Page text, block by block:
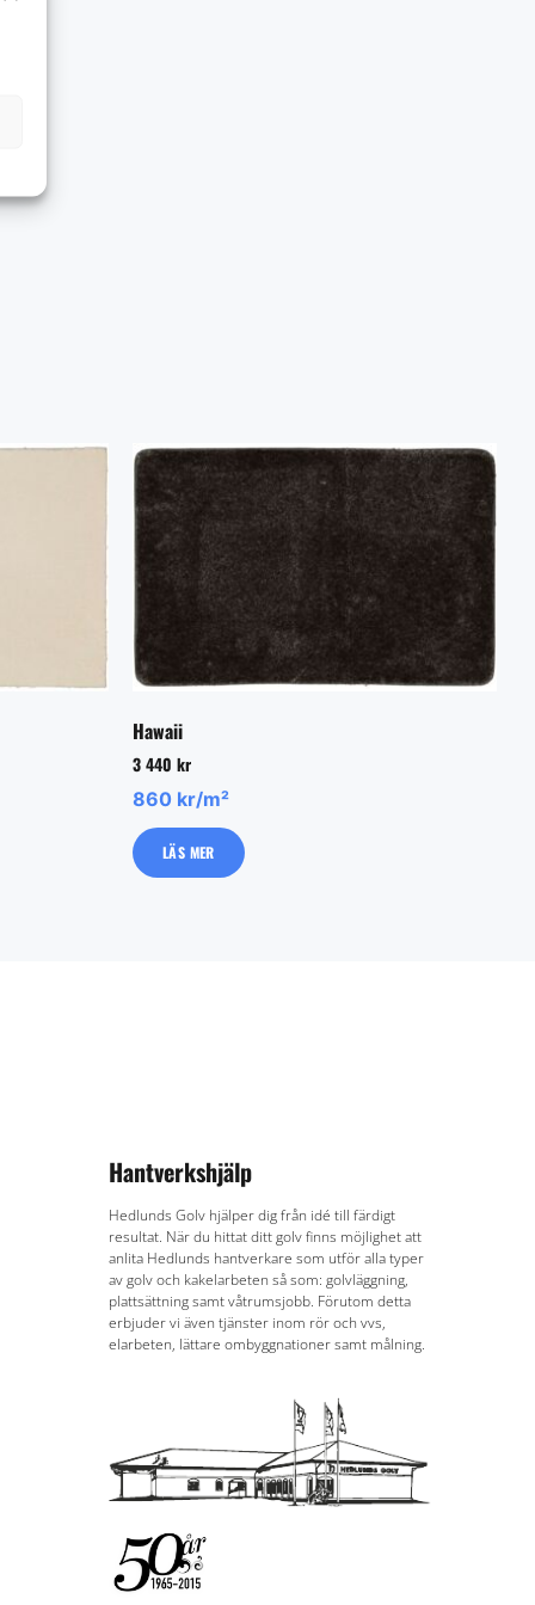
Hawaii
3 440 kr
860 kr/m²
LÄS MER
Hantverkshjälp
Hedlunds Golv hjälper dig från idé till färdigt
resultat. När du hittat ditt golv finns möjlighet att
anlita Hedlunds hantverkare som utför alla typer
av golv och kakelarbeten så som: golvläggning,
plattsättning samt våtrumsjobb. Förutom detta
erbjuder vi även tjänster inom rör och vvs,
elarbeten, lättare ombyggnationer samt målning.